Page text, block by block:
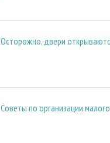
Осторожно, двери
Советы по организации